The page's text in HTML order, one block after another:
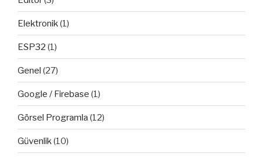
Elektronik(1)
ESP32 (1)
Genel (27)
Google / Firebase (1)
Görsel Programla (12)
Güvenlik(10)